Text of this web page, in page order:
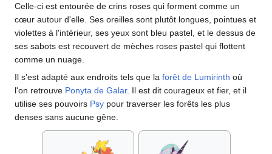
Celle-ci est entourée de crins roses qui forment comme un
cœur autour d'elle. Ses oreilles sont plutôt longues, pointues et
violettes à l'intérieur, ses yeux sont bleu pastel, et le dessus de
ses sabots est recouvert de mèches roses pastel qui flottent
comme un nuage.
Il s'est adapté aux endroits tels que la forêt de Lumirinth où
l'on retrouve Ponyta de Galar. Il est dit courageux et fier, et il
utilise ses pouvoirs Psy pour traverser les forêts les plus
denses sans aucune gêne.